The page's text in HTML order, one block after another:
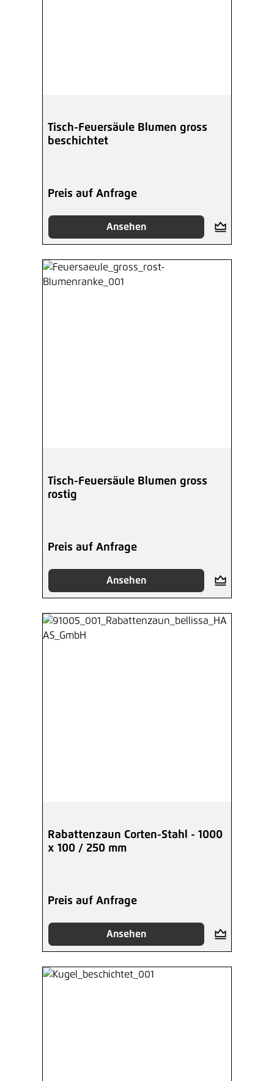
Tisch-Feuersäule Blumen gross
beschichtet
Preis auf Anfrage
Ansehen
Tisch-Feuersäule Blumen gross
rostig
Preis auf Anfrage
Ansehen
Rabattenzaun Corten-Stahl - 1000
x 100 / 250 mm
Preis auf Anfrage
Ansehen